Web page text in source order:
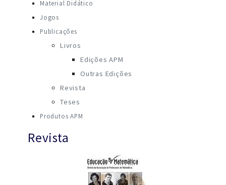
Material Didático
Jogos
Publicações
Livros
Edições APM
Outras Edições
Revista
Teses
Produtos APM
Revista